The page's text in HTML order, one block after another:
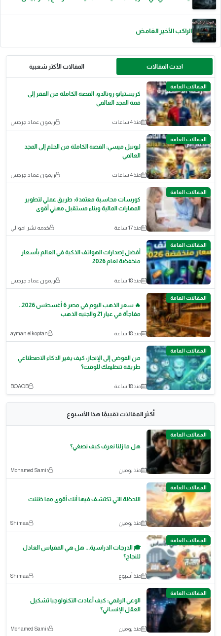
الراكب الأخير الغامض
احدث المقالات المقالات الأكثر شعبية
المقالات العامة
كريستيانو رونالدو: القصة الكاملة من الفقر إلى
قمة المجد العالمي
منذ 4 ساعات ريمون عماد جرجس
المقالات العامة
ليونيل ميسي: القصة الكاملة من الحلم إلى المجد
العالمي
منذ 4 ساعات ريمون عماد جرجس
المقالات العامة
كورسات محاسبة معتمدة: طريق عملي لتطوير
المهارات المالية وبناء مستقبل مهني أقوى
منذ 17 ساعة خدمه نشر اموالي
المقالات العامة
أفضل إصدارات الهواتف الذكية في العالم بأسعار
منخفضة لعام 2026
منذ 18 ساعة ريمون عماد جرجس
المقالات العامة
🔥 سعر الذهب اليوم في مصر 6 أغسطس 2026..
مفاجأة في عيار 21 والجنيه الذهب
منذ 18 ساعة ayman elkoptan
المقالات العامة
من الفوضى إلى الإنجاز: كيف يغير الذكاء الاصطناعي
طريقة تنظيمك للوقت؟
منذ 18 ساعة BOAOB
أكثر المقالات تقييمًا هذا الأسبوع
المقالات العامة
هل ما زلنا نعرف كيف نصغي؟
منذ يومين Mohamed Samir
المقالات العامة
اللحظة التي تكتشف فيها أنك أقوى مما ظننت
منذ يومين Shimaa
المقالات العامة
🎓 الدرجات الدراسية... هل هي المقياس العادل
للنجاح؟
منذ أسبوع Shimaa
المقالات العامة
الوعي الرقمي: كيف أعادت التكنولوجيا تشكيل
العقل الإنساني؟
منذ يومين Mohamed Samir